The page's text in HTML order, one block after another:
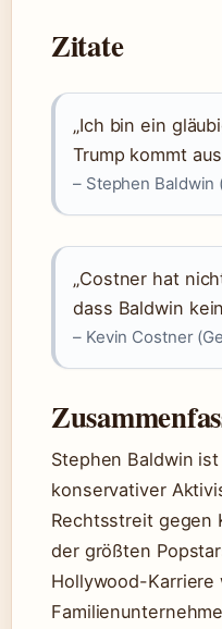
Zitate
„Ich bin ein
Trump kommt
– Stephen Baldwin
„Costner hat
dass Baldwin
– Kevin Costner
Stephen Baldwin
konservativer
Rechtsstreit gegen
der größten
Hollywood-Karriere